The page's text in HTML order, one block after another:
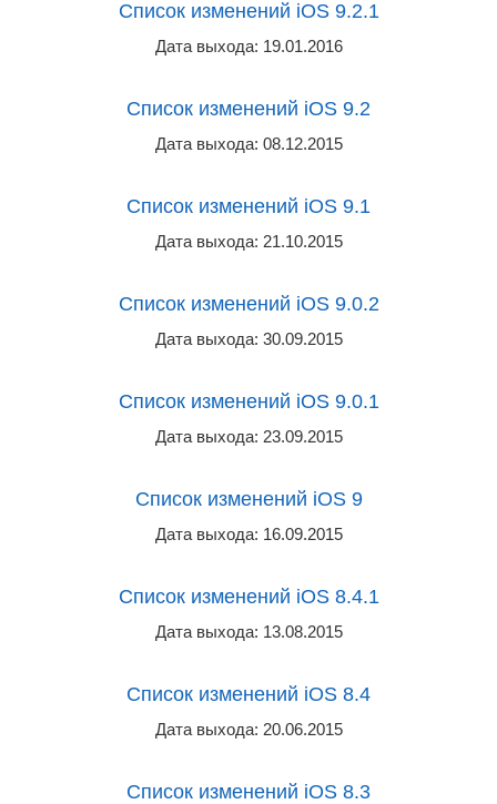
Список изменений iOS 9.2.1
Дата выхода: 19.01.2016
Список изменений iOS 9.2
Дата выхода: 08.12.2015
Список изменений iOS 9.1
Дата выхода: 21.10.2015
Список изменений iOS 9.0.2
Дата выхода: 30.09.2015
Список изменений iOS 9.0.1
Дата выхода: 23.09.2015
Список изменений iOS 9
Дата выхода: 16.09.2015
Список изменений iOS 8.4.1
Дата выхода: 13.08.2015
Список изменений iOS 8.4
Дата выхода: 20.06.2015
Список изменений iOS 8.3